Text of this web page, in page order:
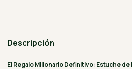
Descripción
El Regalo Millonario Definitivo: Estuche